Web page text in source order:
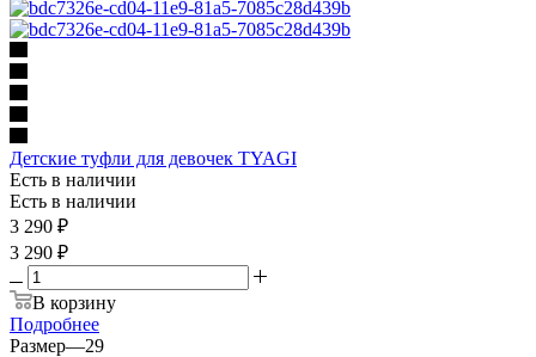
Детские туфли для девочек TYAGI
Есть в наличии
Есть в наличии
3 290 ₽
3 290 ₽
В корзину
Подробнее
Размер—29